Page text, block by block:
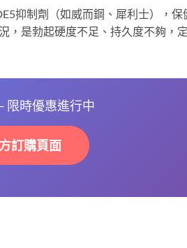
抑制劑（如威而鋼、犀利士），
是勃起硬度不足、持久度不夠，
限時優惠進行中
訂購頁面